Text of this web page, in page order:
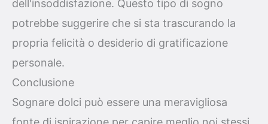
dell'insoddisfazione. Questo tipo di sogno
potrebbe suggerire che si sta trascurando la
propria felicità o desiderio di gratificazione
personale.
Conclusione
Sognare dolci può essere una meravigliosa